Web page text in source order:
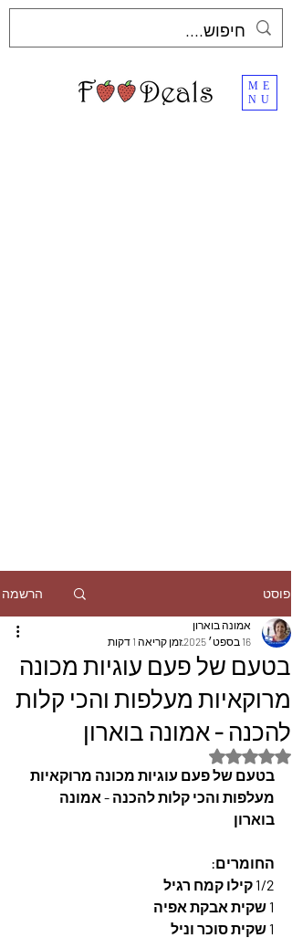
ME
NU
פוסט הרשמה
בטעם של פעם עוגיות מכונה
מרוקאיות מעלפות והכי קלות
להכנה - אמונה בוארון
אמונה בוארון
16 בספט׳ 2025
זמן קריאה 1 דקות
דירוג של NaN מתוך 5 כוכבים
בטעם של פעם עוגיות מכונה מרוקאיות
מעלפות והכי קלות להכנה - אמונה
בוארון
החומרים:
1/2 קילו קמח רגיל
1 שקית אבקת אפיה
1 שקית סוכר וניל